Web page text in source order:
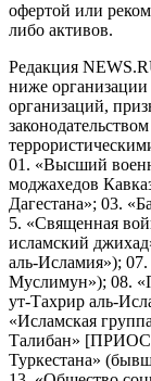
офертой или
либо активов.
Редакция
ниже
организаций,
01. «Высший
моджахедов
Дагестана»; 03.
5. «Священная
исламский
аль-Исламия»);
Муслимун»); 08.
ут-Тахрир аль-
«Исламская
Талибан»
Туркестана»